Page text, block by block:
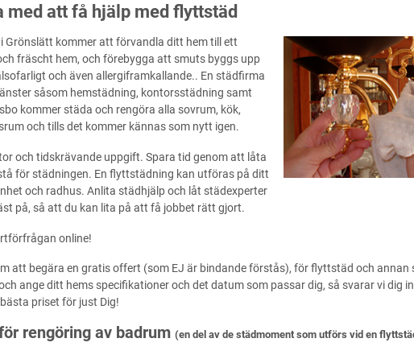
med att få hjälp med flyttstäd
Grönslätt kommer att förvandla ditt hem till ett
fräscht hem, och förebygga att smuts byggs upp
och även allergiframkallande.. En städfirma
såsom hemstädning, kontorsstädning samt
kommer städa och rengöra alla sovrum, kök,
och tills det kommer kännas som nytt igen.
och tidskrävande uppgift. Spara tid genom att låta
för städningen. En flyttstädning kan utföras på ditt
och radhus. Anlita städhjälp och låt städexperter
på, så att du kan lita på att få jobbet rätt gjort.
online!
att begära en gratis offert (som EJ är bindande förstås), för flyttstäd och annan
ange ditt hems specifikationer och det datum som passar dig, så svarar vi dig
priset för just Dig!
rengöring av badrum (en del av de städmoment som utförs vid en